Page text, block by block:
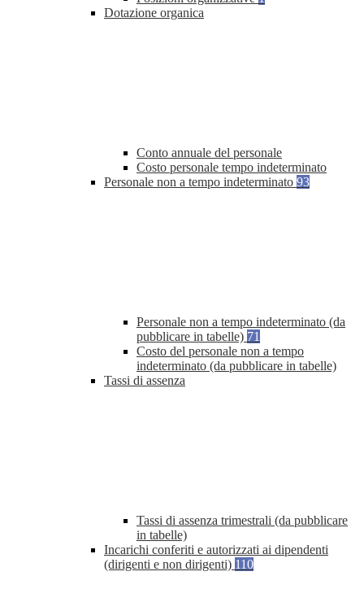
Dotazione organica
Conto annuale del personale
Costo personale tempo indeterminato
Personale non a tempo indeterminato 93
Personale non a tempo indeterminato (da
pubblicare in tabelle) 71
Costo del personale non a tempo
indeterminato (da pubblicare in tabelle)
Tassi di assenza
Tassi di assenza trimestrali (da pubblicare
in tabelle)
Incarichi conferiti e autorizzati ai dipendenti
(dirigenti e non dirigenti) 110